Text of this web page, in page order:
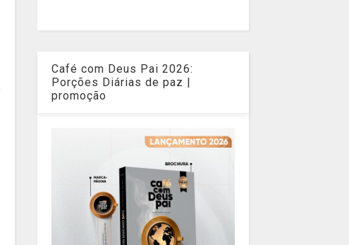
Café com Deus Pai 2026:
Porções Diárias de paz |
promoção